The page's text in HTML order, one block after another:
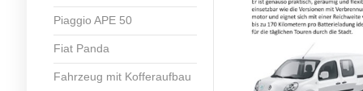
Piaggio APE 50
Fiat Panda
Fahrzeug mit Kofferaufbau